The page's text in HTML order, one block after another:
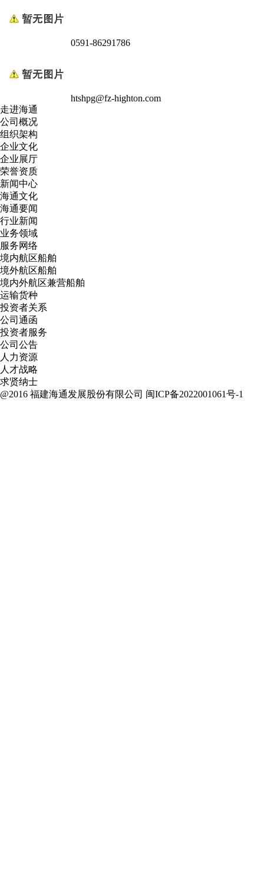
0591-86291786
htshpg@fz-highton.com
走进海通
公司概况
组织架构
企业文化
企业展厅
荣誉资质
新闻中心
海通文化
海通要闻
行业新闻
业务领域
服务网络
境内航区船舶
境外航区船舶
境内外航区兼营船舶
运输货种
投资者关系
公司通函
投资者服务
公司公告
人力资源
人才战略
求贤纳士
@2016 福建海通发展股份有限公司 闽ICP备2022001061号-1